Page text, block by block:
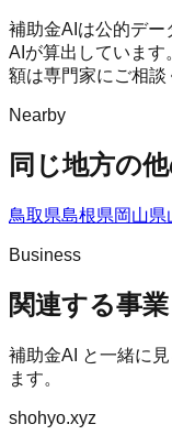
補助金AIは公的デー
AIが算出しています
額は専門家にご相談
Nearby
同じ地方の
鳥取県島根県岡山県
Business
関連する事業
補助金AI
と一緒に
ます。
shohyo.xyz